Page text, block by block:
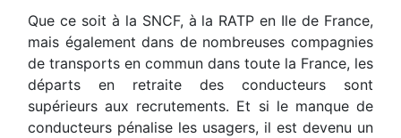
Que ce soit à la SNCF, à la RATP en Ile de France,
mais également dans de nombreuses compagnies
de transports en commun dans toute la France, les
départs en retraite des conducteurs sont
supérieurs aux recrutements. Et si le manque de
conducteurs pénalise les usagers, il est devenu un